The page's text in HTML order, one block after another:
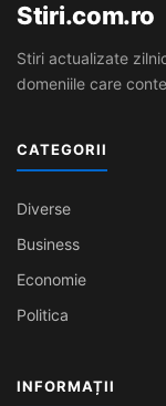
Stiri.com.ro
Stiri actualizate
domeniile care
CATEGORII
Diverse
Business
Economie
Politica
INFORMAȚII